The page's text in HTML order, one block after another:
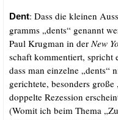
Dent: Dass die klei­nen
gramms „dents“ genannt
Paul Krug­man in der New
schaft kom­men­tiert, spricht
dass man ein­zel­ne „dents“
gerich­te­te, beson­ders
dop­pel­te Rezes­si­on
(Womit ich beim The­ma